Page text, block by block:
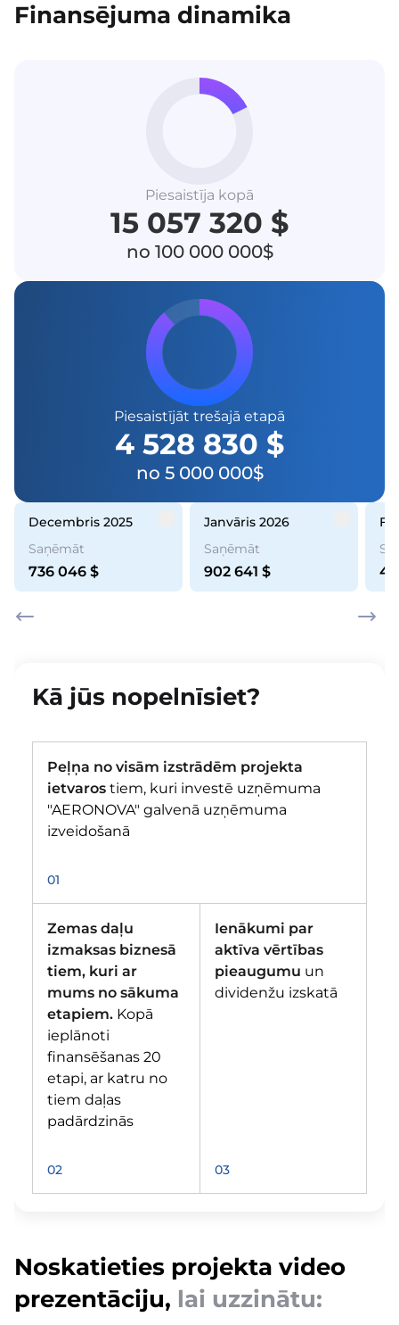
Finansējuma dinamika
Piesaistīja kopā
15 057 320 $
no 100 000 000$
Piesaistījāt trešajā etapā
4 528 830 $
no 5 000 000$
decembris 2025
Saņēmāt
736 046 $
janvāris 2026
Saņēmāt
902 641 $
Kā jūs nopelnīsiet?
Peļņa no visām izstrādēm projekta
ietvaros tiem, kuri investē uzņēmuma
"AERONOVA" galvenā uzņēmuma
izveidošanā
01
Zemas daļu
izmaksas biznesā
tiem, kuri ar
mums no sākuma
etapiem. Kopā
ieplānoti
finansēšanas 20
etapi, ar katru no
tiem daļas
padārdzinās
02
Ienākumi par
aktīva vērtības
pieaugumu un
dividenžu izskatā
03
Noskatieties projekta video
prezentāciju, lai uzzinātu: